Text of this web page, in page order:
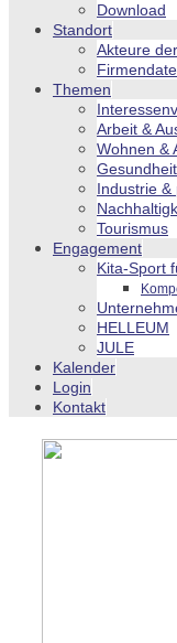
Download
Standort
Akteure
Themen
Arbeit &
Wohnen &
Industrie &
Tourismus
Engagement
Kita-Sport
HELLEUM
JULE
Kalender
Login
Kontakt